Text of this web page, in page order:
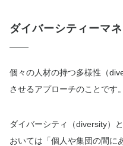
ダイバーシティーマ
個々の人材の持つ多様性（
させるアプローチのことです。
ダイバーシティ（diversity）
おいては「個人や集団の間に